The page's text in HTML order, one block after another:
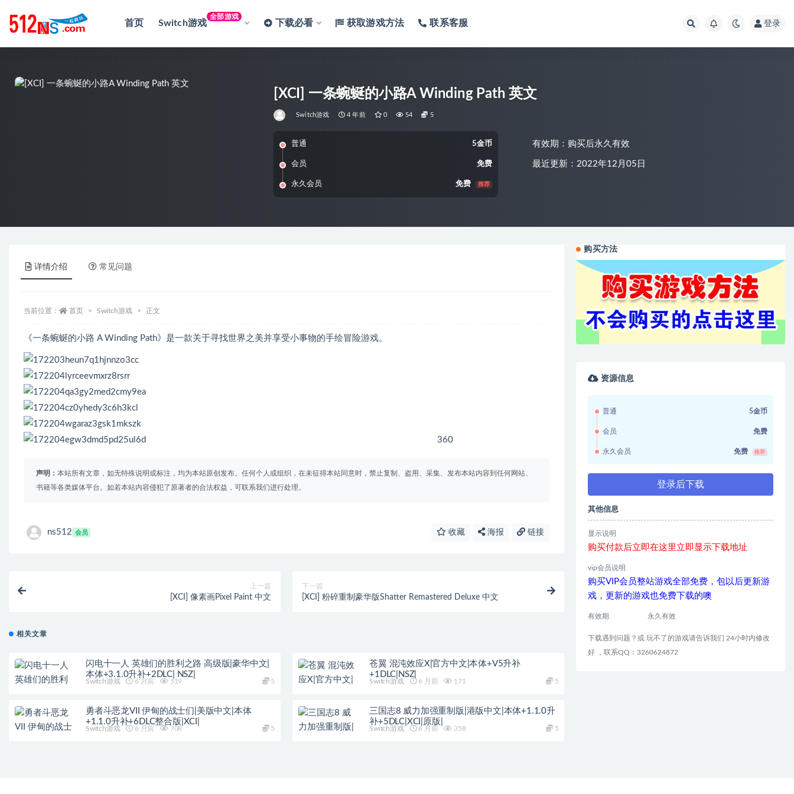
首页 Switch游戏
全部游戏
下载必看 获取游戏方法 联系客服 登录
[XCI] 一条蜿蜒的小路A Winding Path 英文
Switch游戏 4 年前 0 54 5
普通 5金币
会员 免费
永久会员 免费 推荐
有效期：购买后永久有效
最近更新：2022年12月05日
详情介绍 常见问题
当前位置： 首页 Switch游戏 正文
《一条蜿蜒的小路 A Winding Path》是一款关于寻找世界之美并享受小事物的手绘冒险游戏。
360
声明： 本站所有文章，如无特殊说明或标注，均为本站原创发布。任何个人或组织，在未征得本站同意时，禁止复制、盗用、采集、发布本站内容到任何网站、
书籍等各类媒体平台。如若本站内容侵犯了原著者的合法权益，可联系我们进行处理。
ns512 会员 收藏 海报 链接
上一篇
[XCI] 像素画Pixel Paint 中文
下一篇
[XCI] 粉碎重制豪华版Shatter Remastered Deluxe 中文
相关文章
闪电十一人 英雄们的胜利之路 高级版|豪华中文|
本体+3.1.0升补+2DLC| NSZ|
Switch游戏 6 月前 519 5
苍翼 混沌效应X|官方中文|本体+V5升补
+1DLC|NSZ|
Switch游戏 6 月前 171 5
勇者斗恶龙VII 伊甸的战士们|美版中文|本体
+1.1.0升补+6DLC整合版|XCI|
Switch游戏 6 月前 708 5
三国志8 威力加强重制版|港版中文|本体+1.1.0升
补+5DLC|XCI|原版|
Switch游戏 6 月前 358 5
购买方法
资源信息
普通 5金币
会员 免费
永久会员 免费 推荐
登录后下载
其他信息
显示说明
购买付款后立即在这里立即显示下载地址
vip会员说明
购买VIP会员整站游戏全部免费，包以后更新游
戏，更新的游戏也免费下载的噢
有效期 永久有效
下载遇到问题？或 玩不了的游戏请告诉我们 24小时内修改
好 ，联系QQ：3260624872